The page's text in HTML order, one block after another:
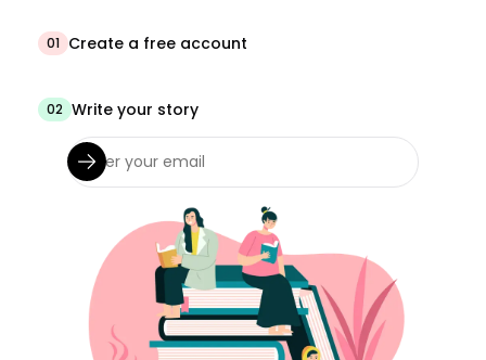
01 Create a free account
02 Write your story